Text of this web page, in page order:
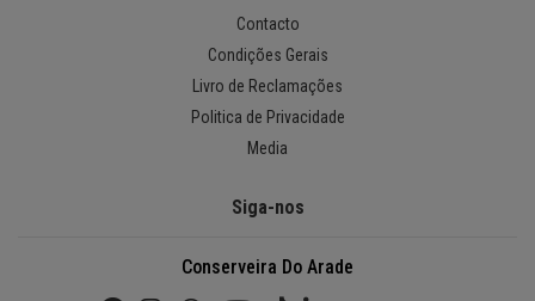
Contacto
Condições Gerais
Livro de Reclamações
Politica de Privacidade
Media
Siga-nos
Conserveira Do Arade